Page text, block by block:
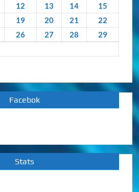
12 13 14
15
19 20 21
22
26 27 28
29
Facebok
Stats